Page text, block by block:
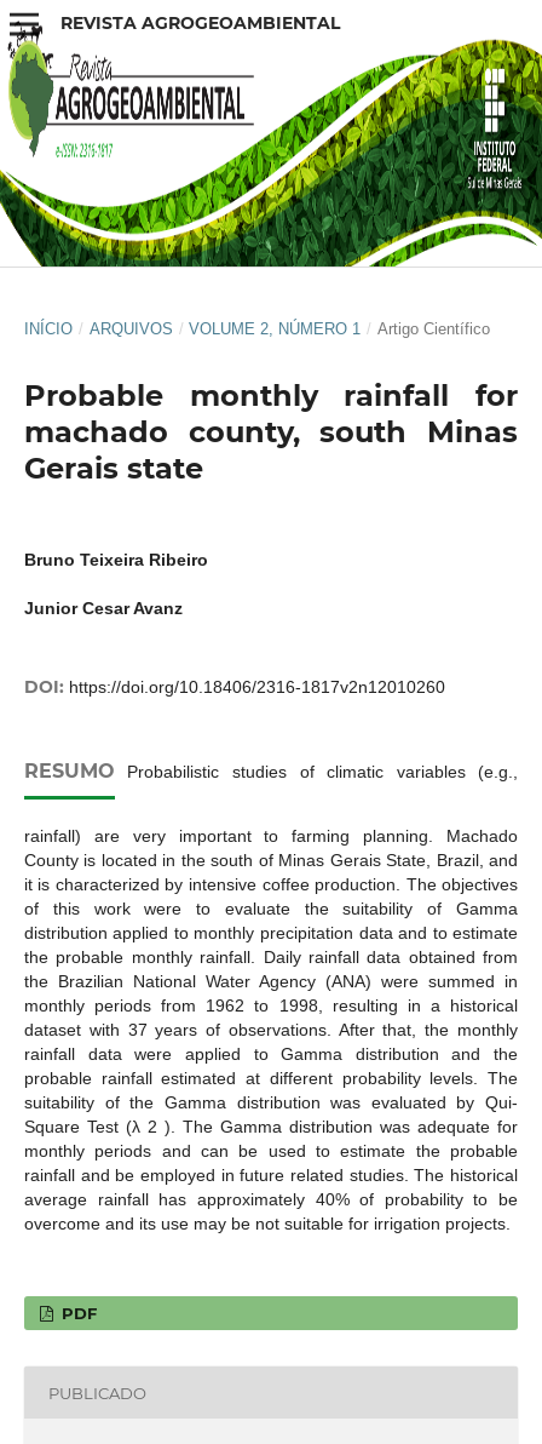
REVISTA AGROGEOAMBIENTAL
INÍCIO / ARQUIVOS / VOLUME 2, NÚMERO 1 / Artigo Científico
Probable monthly rainfall for
machado county, south Minas
Gerais state
Bruno Teixeira Ribeiro
Junior Cesar Avanz
DOI: https://doi.org/10.18406/2316-1817v2n12010260
RESUMO Probabilistic studies of climatic variables (e.g.,
rainfall) are very important to farming planning. Machado
County is located in the south of Minas Gerais State, Brazil, and
it is characterized by intensive coffee production. The objectives
of this work were to evaluate the suitability of Gamma
distribution applied to monthly precipitation data and to estimate
the probable monthly rainfall. Daily rainfall data obtained from
the Brazilian National Water Agency (ANA) were summed in
monthly periods from 1962 to 1998, resulting in a historical
dataset with 37 years of observations. After that, the monthly
rainfall data were applied to Gamma distribution and the
probable rainfall estimated at different probability levels. The
suitability of the Gamma distribution was evaluated by Qui-
Square Test (λ 2 ). The Gamma distribution was adequate for
monthly periods and can be used to estimate the probable
rainfall and be employed in future related studies. The historical
average rainfall has approximately 40% of probability to be
overcome and its use may be not suitable for irrigation projects.
PDF
PUBLICADO